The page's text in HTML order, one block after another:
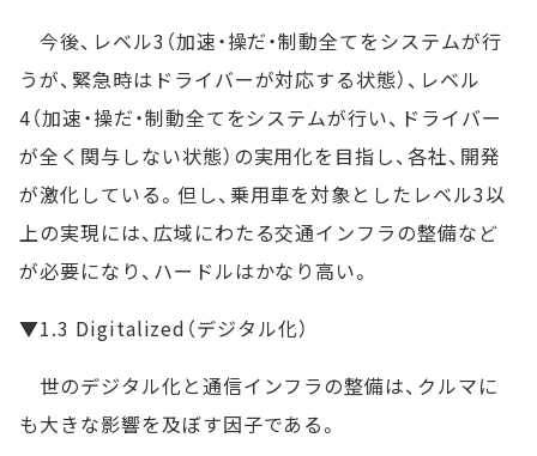
今後、レベル3（加速・操だ・制動全てをシステムが行
うが、緊急時はドライバーが対応する状態）、レベル
4（加速・操だ・制動全てをシステムが行い、ドライバー
が全く関与しない状態）の実用化を目指し、各社、開発
が激化している。但し、乗用車を対象としたレベル3以
上の実現には、広域にわたる交通インフラの整備など
が必要になり、ハードルはかなり高い。
▼1.3 Digitalized（デジタル化）
世のデジタル化と通信インフラの整備は、クルマに
も大きな影響を及ぼす因子である。